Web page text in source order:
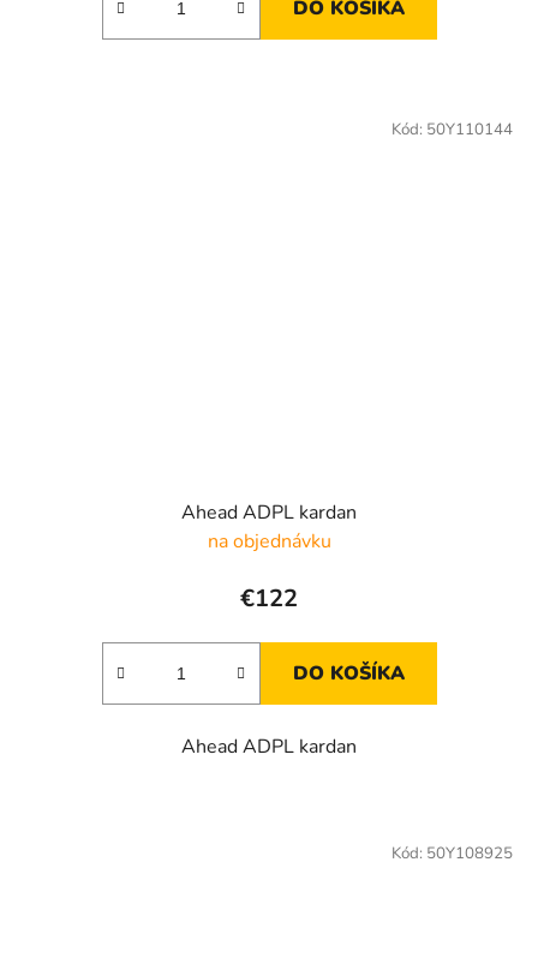
DO KOŠÍKA
Ahead ADPL kardan
na objednávku
€122
DO KOŠÍKA
Ahead ADPL kardan
Kód: 50Y110144
Kód: 50Y108925